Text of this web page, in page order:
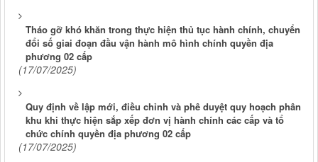
Tháo gỡ khó khăn trong thực hiện thủ tục hành chính, chuyển
đổi số giai đoạn đầu vận hành mô hình chính quyền địa
phương 02 cấp
(17/07/2025)
Quy định về lập mới, điều chỉnh và phê duyệt quy hoạch phân
khu khi thực hiện sắp xếp đơn vị hành chính các cấp và tổ
chức chính quyền địa phương 02 cấp
(17/07/2025)